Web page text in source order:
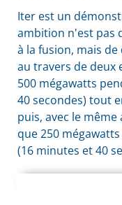
Iter est un
ambition n'est pas
à la fusion, mais
au travers de deux
500 mégawatts
40 secondes) tout
puis, avec le
que 250
(16 minutes et 40